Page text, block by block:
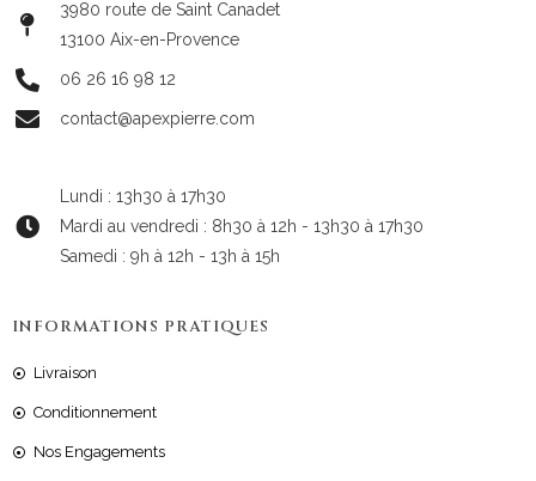
3980 route de Saint Canadet
13100 Aix-en-Provence
06 26 16 98 12
contact@apexpierre.com
Lundi : 13h30 à 17h30
Mardi au vendredi : 8h30 à 12h - 13h30 à 17h30
Samedi : 9h à 12h - 13h à 15h
INFORMATIONS PRATIQUES
Livraison
Conditionnement
Nos Engagements